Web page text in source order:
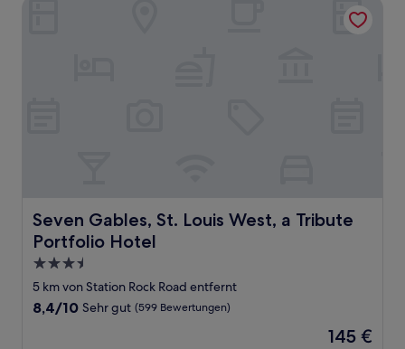
Seven Gables, St. Louis West, a Tribute
Portfolio Hotel
Seven Gables, St. Louis West, a Tribute Portfolio Hotel
3.5-
Sterne-
Unterkunft
5 km von Station Rock Road entfernt
8.4
8,4/10 Sehr gut (599 Bewertungen)
Der
145 €